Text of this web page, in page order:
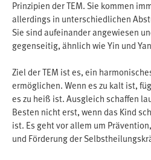
Prinzipien der TEM. Sie kommen
allerdings in unterschiedlichen
Sie sind aufeinander angewiesen
gegenseitig, ähnlich wie Yin und
Ziel der TEM ist es, ein
ermöglichen. Wenn es zu kalt ist,
es zu heiß ist. Ausgleich schaffen
Besten nicht erst, wenn das Kind
ist. Es geht vor allem um
und Förderung der